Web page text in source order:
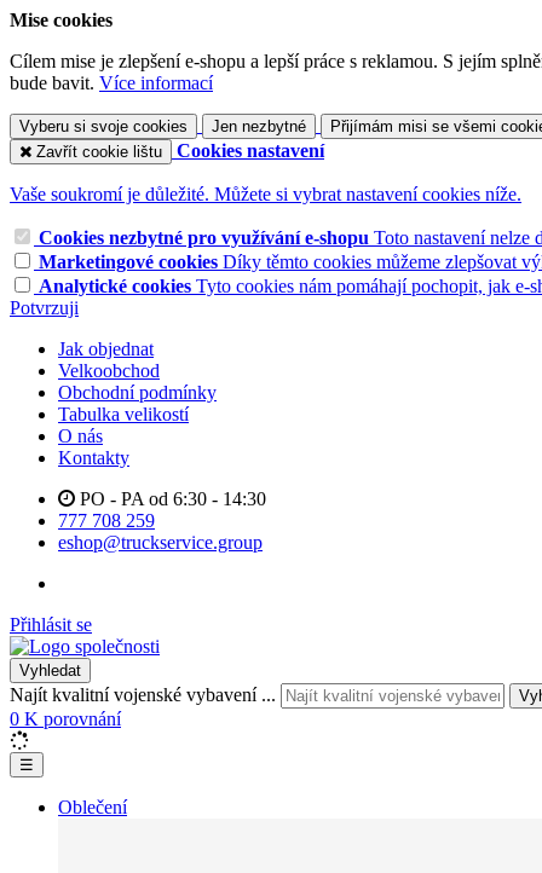
Mise cookies
Cílem mise je zlepšení e-shopu a lepší práce s reklamou. S jejím
bude bavit. Více informací
Vyberu si svoje cookies Jen nezbytné
Přijímám misi se všemi
Zavřít cookie lištu
Cookies nastavení
Vaše soukromí je důležité. Můžete si vybrat nastavení cookies níže.
Cookies nezbytné pro využívání e-shopu Toto nastavení nelze
Marketingové cookies Díky těmto cookies můžeme zlepšovat
Analytické cookies Tyto cookies nám pomáhají pochopit, jak e-
Potvrzuji
Jak objednat
Velkoobchod
Obchodní podmínky
Tabulka velikostí
O nás
Kontakty
PO - PA od 6:30 - 14:30
777 708 259
eshop@truckservice.group
Přihlásit se
Vyhledat
Najít kvalitní vojenské vybavení ...
0 K porovnání
☰
Oblečení